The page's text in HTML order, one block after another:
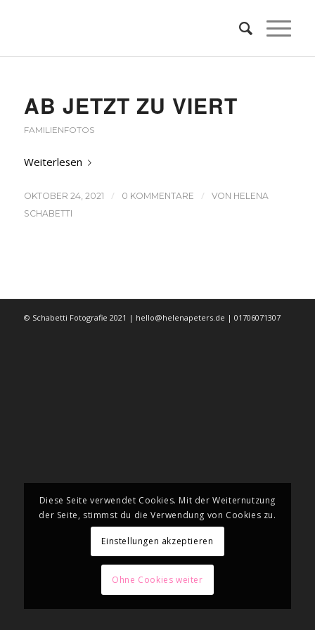
AB JETZT ZU VIERT
FAMILIENFOTOS
Weiterlesen
OKTOBER 24, 2021 / 0 KOMMENTARE / VON HELENA
SCHABETTI
© Schabetti Fotografie 2021 | hello@helenapeters.de | 01706071307
Diese Seite verwendet Cookies. Mit der Weiternutzung
der Seite, stimmst du die Verwendung von Cookies zu.
Einstellungen akzeptieren
Ohne Cookies weiter